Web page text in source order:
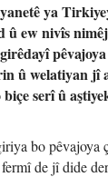
ya
û ew nivîs
û welatiyan jî
serî û
bo pêvajoya
de jî dide